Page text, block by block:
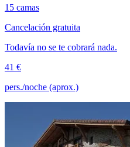
15 camas
Cancelación gratuita
Todavía no se te cobrará nada.
41 €
pers./noche (aprox.)